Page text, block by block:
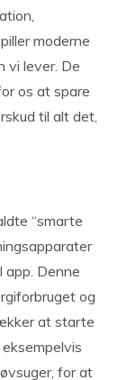
moderne
vi lever. De
os at spare
til alt det,
“smarte
app. Denne
og
at starte
for at